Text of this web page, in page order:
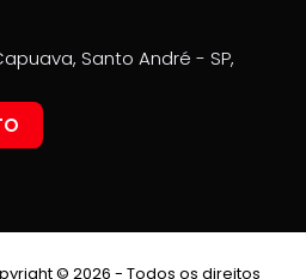
Santo André - SP,
© 2026 - Todos os direitos